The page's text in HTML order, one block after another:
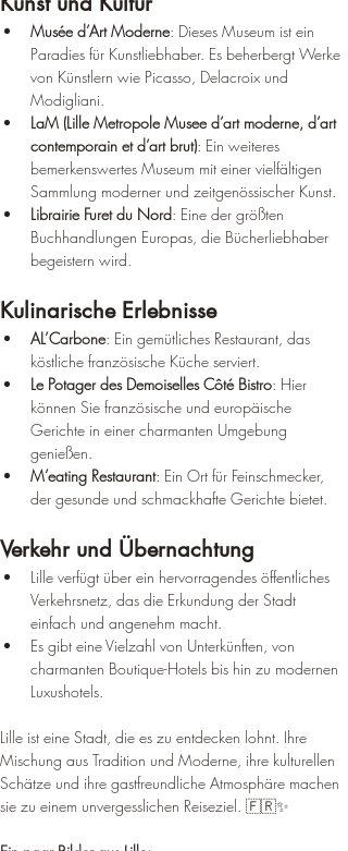
Musée d’Art Moderne: Dieses Museum ist ein
Paradies für Kunstliebhaber. Es beherbergt Werke
von Künstlern wie Picasso, Delacroix und
Modigliani.
LaM (Lille Metropole Musee d’art moderne, d’art
contemporain et d’art brut): Ein weiteres
bemerkenswertes Museum mit einer vielfältigen
Sammlung moderner und zeitgenössischer Kunst.
Librairie Furet du Nord: Eine der größten
Buchhandlungen Europas, die Bücherliebhaber
begeistern wird.
Kulinarische Erlebnisse
AL’Carbone: Ein gemütliches Restaurant, das
köstliche französische Küche serviert.
Le Potager des Demoiselles Côté Bistro: Hier
können Sie französische und europäische
Gerichte in einer charmanten Umgebung
genießen.
M’eating Restaurant: Ein Ort für Feinschmecker,
der gesunde und schmackhafte Gerichte bietet.
Verkehr und Übernachtung
Lille verfügt über ein hervorragendes öffentliches
Verkehrsnetz, das die Erkundung der Stadt
einfach und angenehm macht.
Es gibt eine Vielzahl von Unterkünften, von
charmanten Boutique-Hotels bis hin zu modernen
Luxushotels.
Lille ist eine Stadt, die es zu entdecken lohnt. Ihre
Mischung aus Tradition und Moderne, ihre kulturellen
Schätze und ihre gastfreundliche Atmosphäre machen
sie zu einem unvergesslichen Reiseziel. 🇫🇷✨